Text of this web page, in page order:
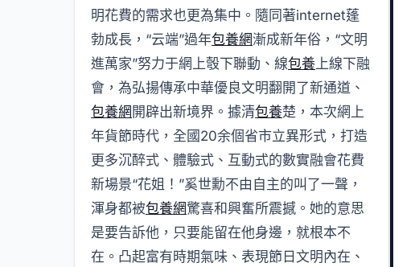
明花費的需求也更為集中。隨同著internet蓬
勃成長，“云端”過年包養網漸成新年俗，“文明
進萬家”努力于網上彀下聯動、線包養上線下融
會，為弘揚傳承中華優良文明翻開了新通道、
包養網 開辟出新境界。據清包養楚，本次網上
年貨節時代，全國20余個省市立異形式，打造
更多沉醉式、體驗式、互動式的數實融會花費
新場景“花姐！”奚世勳不由自主的叫了一聲，
渾身都被包養網驚喜和興奮所震撼。她的意思
是要告訴他，只要能留在他身邊，就根本不
在。凸起富有時期氣味、表現節日文明內在、